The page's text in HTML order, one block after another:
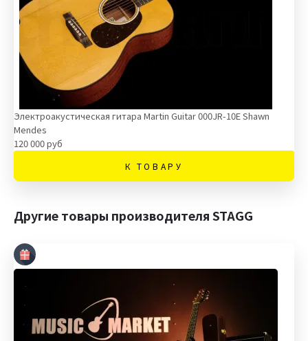
Электроакустическая гитара Martin Guitar 000JR-10E Shawn
Mendes
120 000 руб
К ТОВАРУ
Другие товары производителя STAGG